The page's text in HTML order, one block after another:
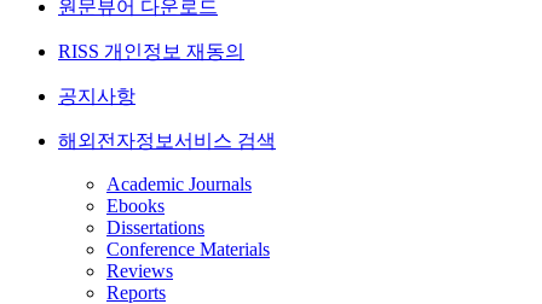
원문뷰어 다운로드
RISS 개인정보 재동의
공지사항
해외전자정보서비스 검색
Academic Journals
Ebooks
Dissertations
Conference Materials
Reviews
Reports